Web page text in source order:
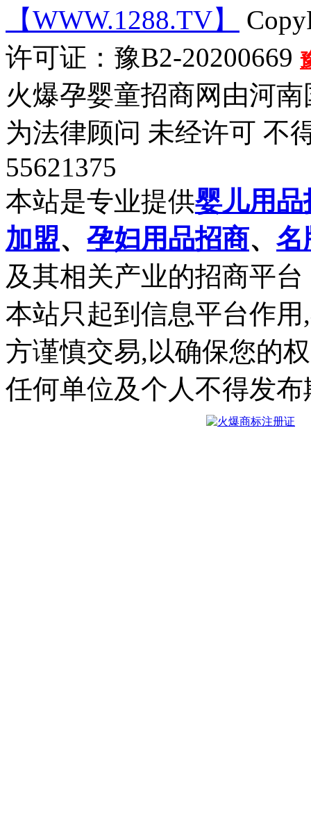
【WWW.1288.TV】
许可证：豫B2-20200669
火爆孕婴童招商网由河
为法律顾问 未经许可 不
55621375
本站是专业提供婴儿用品
加盟、 孕妇用品招商、 名
及其相关产业的招商平台
本站只起到信息平台作
方谨慎交易,以确保您的
任何单位及个人不得发